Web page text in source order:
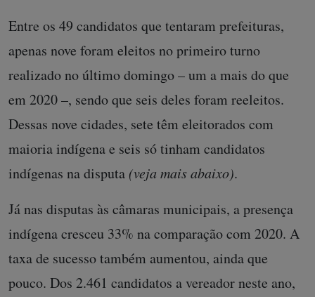
Entre os 49 candidatos que tentaram prefeituras,
apenas nove foram eleitos no primeiro turno
realizado no último domingo – um a mais do que
em 2020 –, sendo que seis deles foram reeleitos.
Dessas nove cidades, sete têm eleitorados com
maioria indígena e seis só tinham candidatos
indígenas na disputa (veja mais abaixo).
Já nas disputas às câmaras municipais, a presença
indígena cresceu 33% na comparação com 2020. A
taxa de sucesso também aumentou, ainda que
pouco. Dos 2.461 candidatos a vereador neste ano,